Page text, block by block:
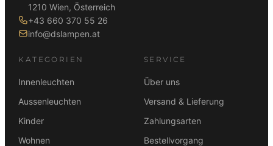
1210 Wien, Österreich
+43 660 370 55 26
info@dslampen.at
KATEGORIEN
Innenleuchten
Aussenleuchten
Kinder
Wohnen
SERVICE
Über uns
Versand & Lieferung
Zahlungsarten
Bestellvorgang